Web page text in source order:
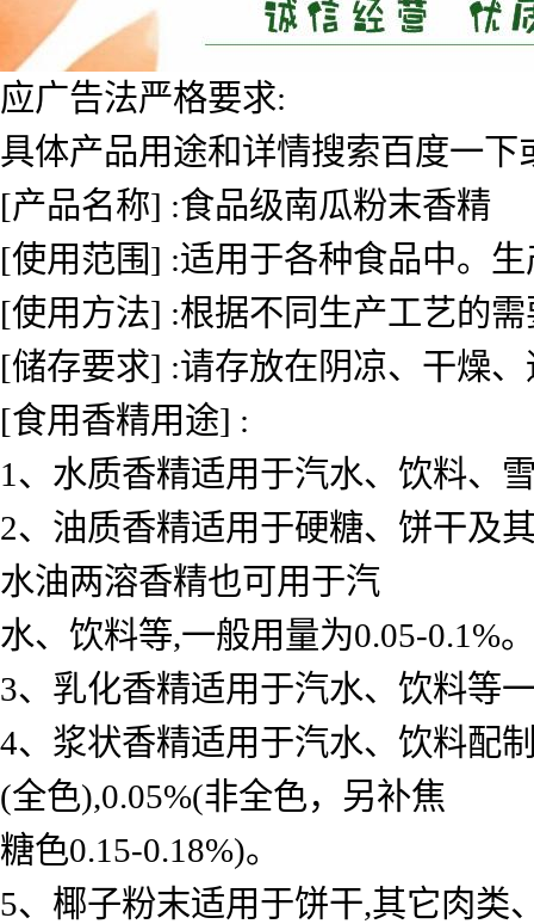
应广告法严格要求:
具体产品用途和详情搜索百度一
[产品名称] :食品级南瓜粉末香精
[使用范围] :适用于各种食品中。
[使用方法] :根据不同生产工艺的
[储存要求] :请存放在阴凉、干燥
[食用香精用途] :
1、水质香精适用于汽水、饮料、
2、油质香精适用于硬糖、饼干及
水油两溶香精也可用于汽
水、饮料等,一般用量为0.05-0.1%。
3、乳化香精适用于汽水、饮料等
4、浆状香精适用于汽水、饮料配
(全色),0.05%(非全色，另补焦
糖色0.15-0.18%)。
5、椰子粉末适用于饼干,其它肉类